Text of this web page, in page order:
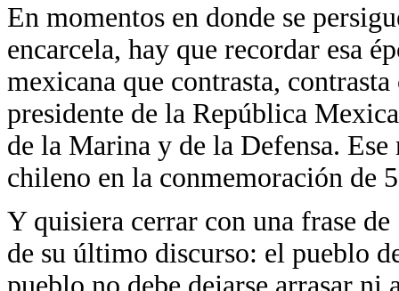
En momentos en donde se
encarcela, hay que recordar esa
mexicana que contrasta,
presidente de la República
de la Marina y de la Defensa.
chileno en la conmemoración de
Y quisiera cerrar con una frase
de su último discurso: el pueblo
pueblo no debe dejarse arrasar